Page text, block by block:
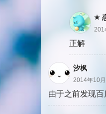
正解
汐枫
2014年10
由于之前发现